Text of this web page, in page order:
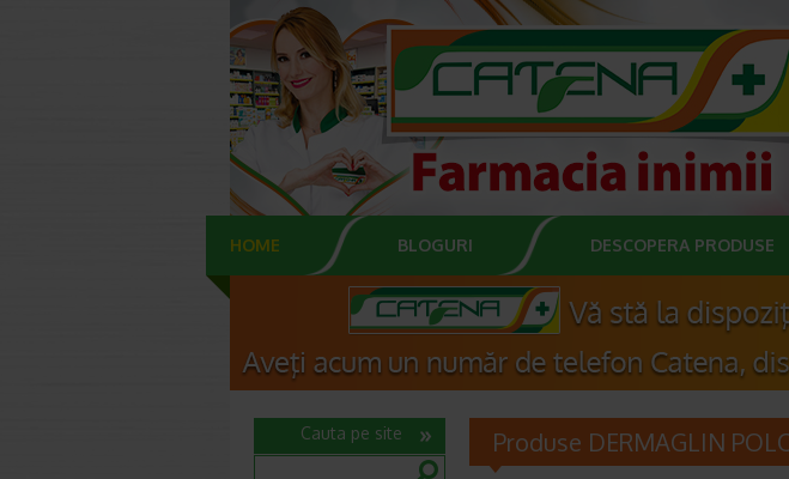
HOME BLOGURI DESCOPERA PRODUSE
Produse DERMAGLIN
Cauta pe site